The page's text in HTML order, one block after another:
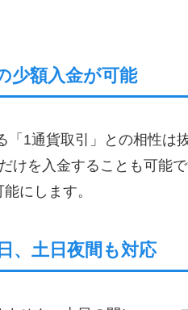
少額入金が可能
「1通貨取引」との相性は
けを入金することも可能
にします。
、土日夜間も対応